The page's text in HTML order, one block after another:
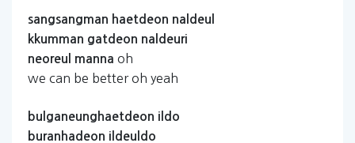
sangsangman haetdeon naldeul
kkumman gatdeon naldeuri
neoreul
manna oh
we can be better oh yeah
bulganeunghaetdeon ildo
buranhadeon ildeuldo